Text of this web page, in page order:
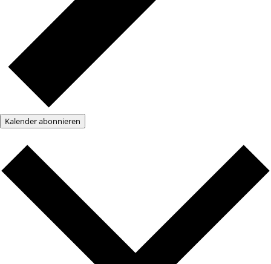
Kalender abonnieren